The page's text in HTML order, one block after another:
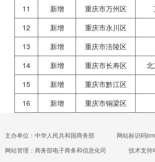
11
新增 重庆市万州区
12
新增 重庆市永川区
13
新增 重庆市涪陵区
14
新增 重庆市长寿区
15
新增 重庆市黔江区
16
新增 重庆市铜梁区
主办单位：中华人民共和国商务部 网站标识码
网站管理：商务部电子商务和信息化司
技术支持